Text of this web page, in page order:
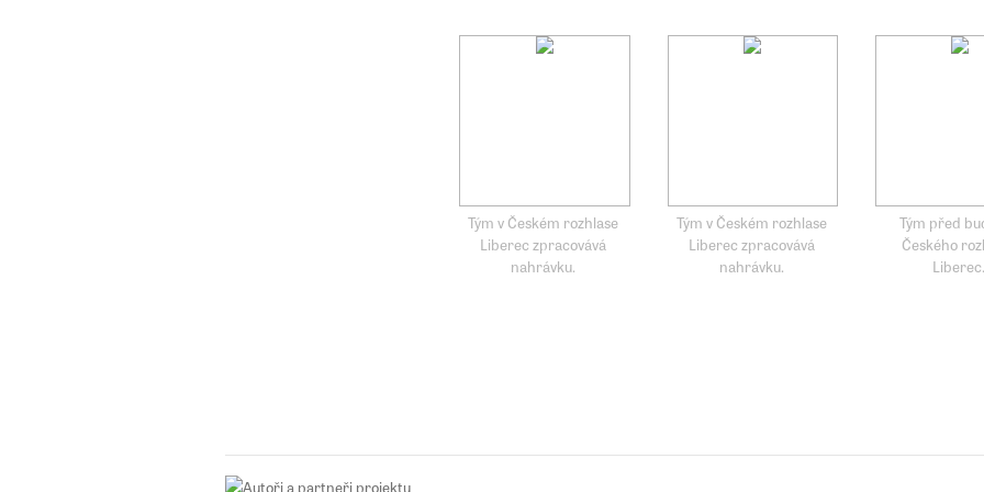
Tým v Českém rozhlase
Liberec zpracovává
nahrávku.
Tým v Českém rozhlase
Liberec zpracovává
nahrávku.
Tým před
Českého
Liberec.